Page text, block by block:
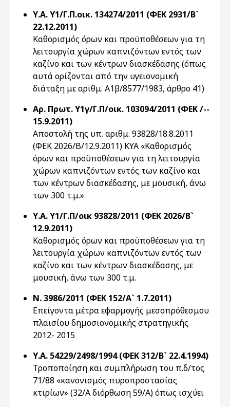
Υ.Α. Υ1/Γ.Π.οικ. 134274/2011 (ΦΕΚ 2931/Β`
22.12.2011)
Καθορισμός όρων και προϋποθέσεων για τη
λειτουργία χώρων καπνιζόντων εντός των
καζίνο και των κέντρων διασκέδασης (όπως
αυτά ορίζονται από την υγειονομική
διάταξη με αριθμ. Α1β/8577/1983, άρθρο 41)
Αρ. Πρωτ. Υ1γ/Γ.Π/οικ. 103094/2011 (ΦΕΚ /--
15.9.2011)
Αποστολή της υπ. αριθμ. 93828/18.8.2011
(ΦΕΚ 2026/Β/12.9.2011) ΚΥΑ «Καθορισμός
όρων και προϋποθέσεων για τη λειτουργία
χώρων καπνιζόντων εντός των καζίνο και
των κέντρων διασκέδασης, με μουσική, άνω
των 300 τ.μ.»
Υ.Α. Υ1/Γ.Π/οικ 93828/2011 (ΦΕΚ 2026/Β`
12.9.2011)
Καθορισμός όρων και προϋποθέσεων για τη
λειτουργία χώρων καπνιζόντων εντός των
καζίνο και των κέντρων διασκέδασης, με
μουσική, άνω των 300 τ.μ.
Ν. 3986/2011 (ΦΕΚ 152/Α` 1.7.2011)
Επείγοντα μέτρα εφαρμογής μεσοπρόθεσμου
πλαισίου δημοσιονομικής στρατηγικής
2012- 2015
Υ.Α. 54229/2498/1994 (ΦΕΚ 312/Β` 22.4.1994)
Τροποποίηση και συμπλήρωση του π.δ/τος
71/88 «κανονισμός πυροπροστασίας
κτιρίων» (32/Α διόρθωση 59/Α) όπως ισχύει